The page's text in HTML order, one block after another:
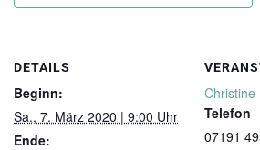
DETAILS
Beginn:
Sa., 7. März 2020 | 9:00 Uhr
Ende:
Christine
Telefon
07191